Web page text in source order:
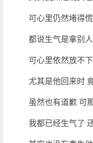
可心里仍然堵得慌
都说生气是拿别
可心里依然放不下
尤其是他回来时
虽然也有道歉 可
我都已经生气了